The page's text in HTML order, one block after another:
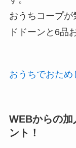
おうちコープ
ドドーンと6品
おうちでおた
WEBからの
ント！